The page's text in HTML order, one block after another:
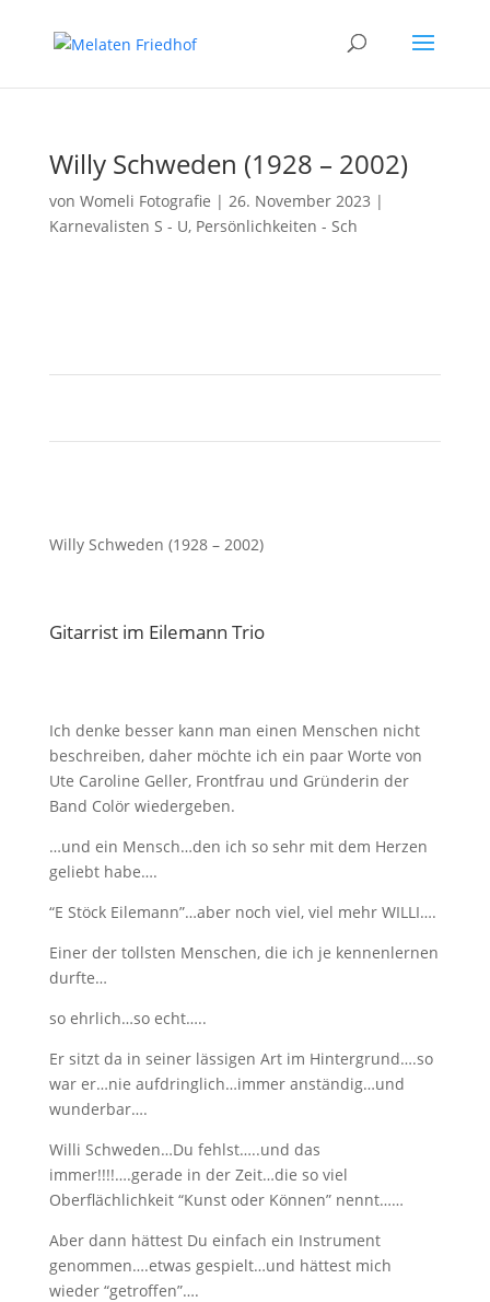
Willy Schweden (1928 – 2002)
von Womeli Fotografie | 26. November 2023 |
Karnevalisten S - U, Persönlichkeiten - Sch
Willy Schweden (1928 – 2002)
Gitarrist im Eilemann Trio
Ich denke besser kann man einen Menschen nicht
beschreiben, daher möchte ich ein paar Worte von
Ute Caroline Geller, Frontfrau und Gründerin der
Band Colör wiedergeben.
…und ein Mensch…den ich so sehr mit dem Herzen
geliebt habe….
“E Stöck Eilemann”…aber noch viel, viel mehr WILLI….
Einer der tollsten Menschen, die ich je kennenlernen
durfte…
so ehrlich…so echt…..
Er sitzt da in seiner lässigen Art im Hintergrund….so
war er…nie aufdringlich…immer anständig…und
wunderbar….
Willi Schweden…Du fehlst…..und das
immer!!!!….gerade in der Zeit…die so viel
Oberflächlichkeit “Kunst oder Können” nennt……
Aber dann hättest Du einfach ein Instrument
genommen….etwas gespielt…und hättest mich
wieder “getroffen”….